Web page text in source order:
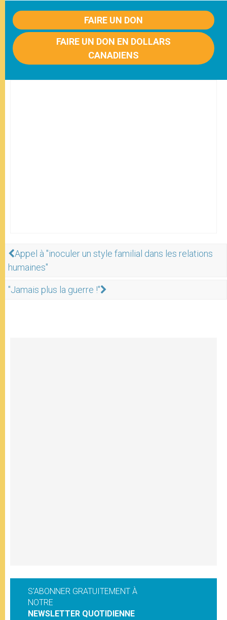
FAIRE UN DON
FAIRE UN DON EN DOLLARS
CANADIENS
Appel à "inoculer un style familial dans les relations
humaines"
"Jamais plus la guerre !"
S'ABONNER GRATUITEMENT À
NOTRE
NEWSLETTER QUOTIDIENNE